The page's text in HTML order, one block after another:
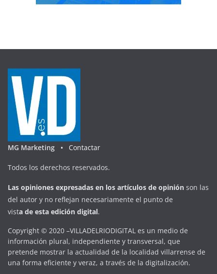
MG Marketing • Contactar
Todos los derechos reservados.
Las opiniones expresadas en los artículos de opinión son las
del autor y no reflejan necesariamente el punto de
vista de esta edición digital.
Copyright © 2020 –VILLADELRIODIGITAL es un medio de
información plural, independiente y transversal, que
pretende mostrar la actualidad de la localidad villarrense de
una forma eficiente y veraz, a través de la digitalización.